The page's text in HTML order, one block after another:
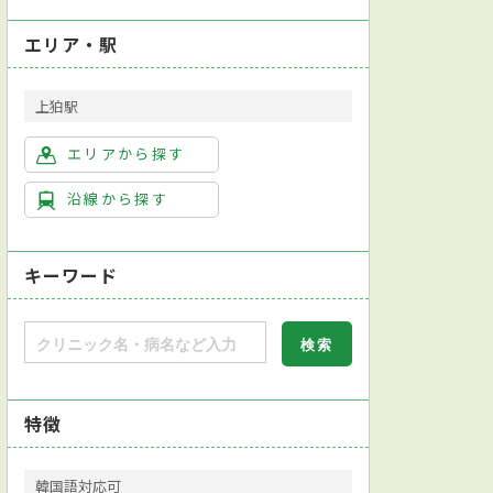
エリア・駅
上狛駅
エリアから探す
沿線から探す
キーワード
特徴
韓国語対応可